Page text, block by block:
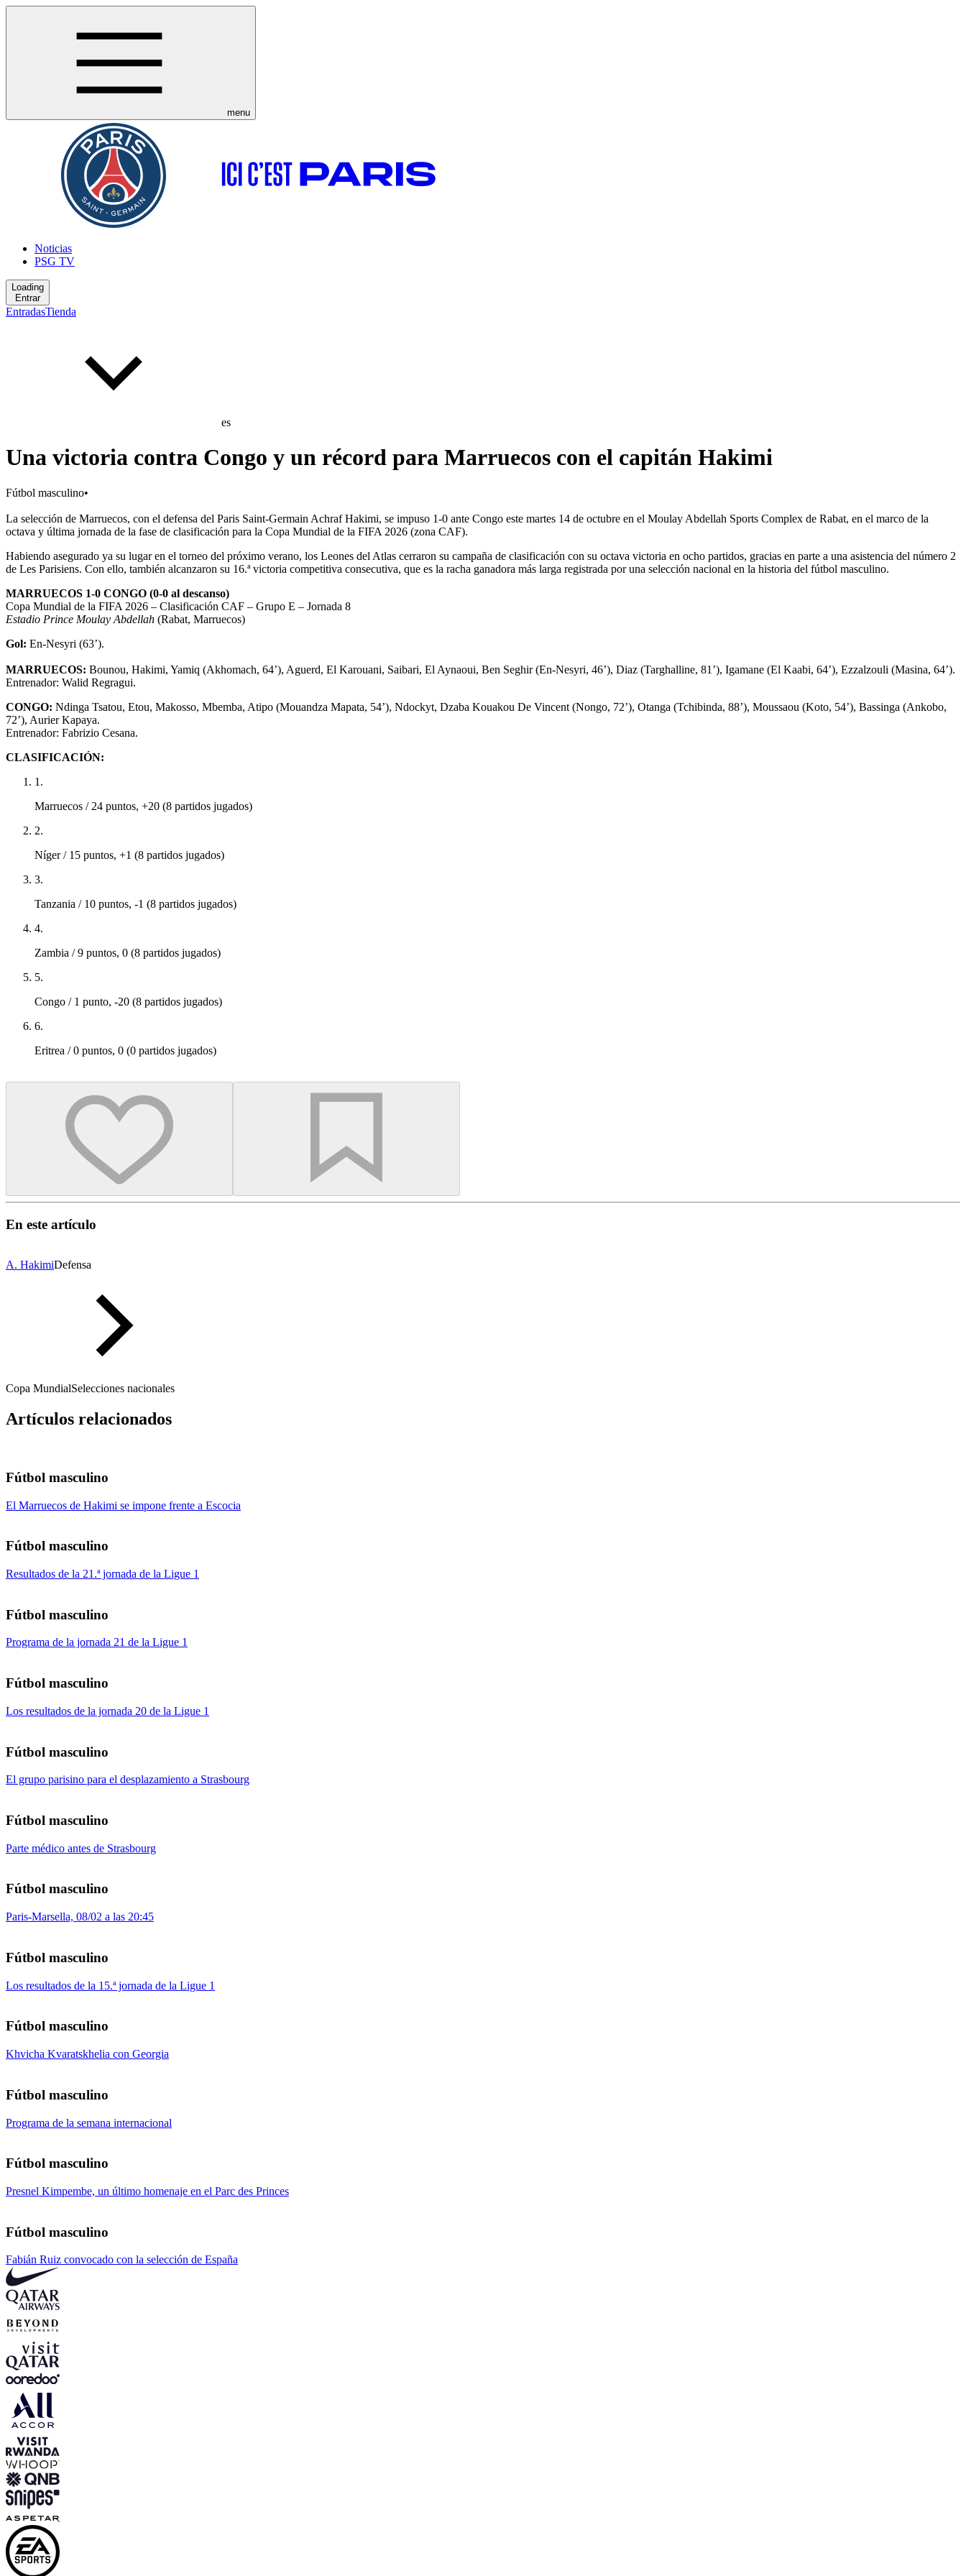
menu
Noticias
PSG TV
Loading
Entrar
EntradasTienda
es
Una victoria contra Congo y un récord para Marruecos con el capitán Hakimi
Fútbol masculino•
La selección de Marruecos, con el defensa del Paris Saint-Germain Achraf Hakimi, se impuso 1-0 ante Congo este martes 14 de octubre en el Moulay Abdellah Sports Complex de Rabat, en el marco de la
octava y última jornada de la fase de clasificación para la Copa Mundial de la FIFA 2026 (zona CAF).
Habiendo asegurado ya su lugar en el torneo del próximo verano, los Leones del Atlas cerraron su campaña de clasificación con su octava victoria en ocho partidos, gracias en parte a una asistencia del número 2
de Les Parisiens. Con ello, también alcanzaron su 16.ª victoria competitiva consecutiva, que es la racha ganadora más larga registrada por una selección nacional en la historia del fútbol masculino.
MARRUECOS 1-0 CONGO (0-0 al descanso)
Copa Mundial de la FIFA 2026 – Clasificación CAF – Grupo E – Jornada 8
Estadio Prince Moulay Abdellah (Rabat, Marruecos)
Gol: En-Nesyri (63’).
MARRUECOS: Bounou, Hakimi, Yamiq (Akhomach, 64’), Aguerd, El Karouani, Saibari, El Aynaoui, Ben Seghir (En-Nesyri, 46’), Diaz (Targhalline, 81’), Igamane (El Kaabi, 64’), Ezzalzouli (Masina, 64’).
Entrenador: Walid Regragui.
CONGO: Ndinga Tsatou, Etou, Makosso, Mbemba, Atipo (Mouandza Mapata, 54’), Ndockyt, Dzaba Kouakou De Vincent (Nongo, 72’), Otanga (Tchibinda, 88’), Moussaou (Koto, 54’), Bassinga (Ankobo,
72’), Aurier Kapaya.
Entrenador: Fabrizio Cesana.
CLASIFICACIÓN:
1 .
Marruecos / 24 puntos, +20 (8 partidos jugados)
2.
Níger / 15 puntos, +1 (8 partidos jugados)
3.
Tanzania / 10 puntos, -1 (8 partidos jugados)
4.
Zambia / 9 puntos, 0 (8 partidos jugados)
5.
Congo / 1 punto, -20 (8 partidos jugados)
6.
Eritrea / 0 puntos, 0 (0 partidos jugados)
En este artículo
A. HakimiDefensa
Copa MundialSelecciones nacionales
Artículos relacionados
Fútbol masculino
El Marruecos de Hakimi se impone frente a Escocia
Fútbol masculino
Resultados de la 21.ª jornada de la Ligue 1
Fútbol masculino
Programa de la jornada 21 de la Ligue 1
Fútbol masculino
Los resultados de la jornada 20 de la Ligue 1
Fútbol masculino
El grupo parisino para el desplazamiento a Strasbourg
Fútbol masculino
Parte médico antes de Strasbourg
Fútbol masculino
Paris-Marsella, 08/02 a las 20:45
Fútbol masculino
Los resultados de la 15.ª jornada de la Ligue 1
Fútbol masculino
Khvicha Kvaratskhelia con Georgia
Fútbol masculino
Programa de la semana internacional
Fútbol masculino
Presnel Kimpembe, un último homenaje en el Parc des Princes
Fútbol masculino
Fabián Ruiz convocado con la selección de España